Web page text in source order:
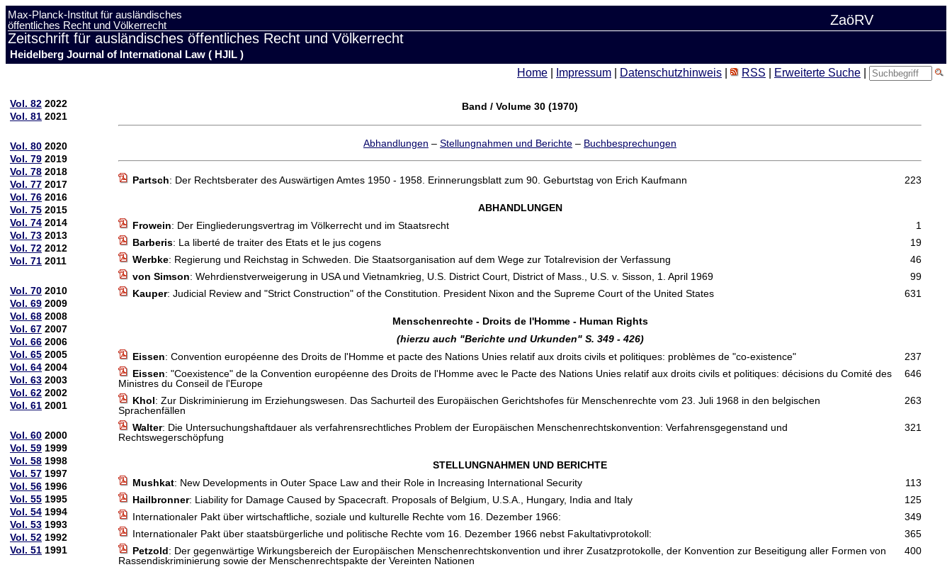
Max-Planck-Institut für ausländisches
öffentliches Recht und Völkerrecht
ZaöRV
Zeitschrift für ausländisches öffentliches Recht und Völkerrecht
Heidelberg Journal of International Law ( HJIL )
Home
Impressum Datenschutzhinweis RSS Erweiterte Suche
Vol. 82 2022
Vol. 81 2021
Vol. 80 2020
Vol. 79 2019
Vol. 78 2018
Vol. 77 2017
Vol. 76 2016
Vol. 75 2015
Vol. 74 2014
Vol. 73 2013
Vol. 72 2012
Vol. 71 2011
Vol. 70 2010
Vol. 69 2009
Vol. 68 2008
Vol. 67 2007
Vol. 66 2006
Vol. 65 2005
Vol. 64 2004
Vol. 63 2003
Vol. 62 2002
Vol. 61 2001
Vol. 60 2000
Vol. 59 1999
Vol. 58 1998
Vol. 57 1997
Vol. 56 1996
Vol. 55 1995
Vol. 54 1994
Vol. 53 1993
Vol. 52 1992
Vol. 51 1991
Band / Volume 30 (1970)
Abhandlungen – Stellungnahmen und Berichte – Buchbesprechungen
Partsch: Der Rechtsberater des Auswärtigen Amtes 1950 - 1958. Erinnerungsblatt zum 90. Geburtstag von Erich Kaufmann 223
ABHANDLUNGEN
Frowein: Der Eingliederungsvertrag im Völkerrecht und im Staatsrecht
1
Barberis: La liberté de traiter des Etats et le jus cogens
19
Werbke: Regierung und Reichstag in Schweden. Die Staatsorganisation auf dem Wege zur Totalrevision der Verfassung
46
von Simson: Wehrdienstverweigerung in USA und Vietnamkrieg, U.S. District Court, District of Mass., U.S. v. Sisson, 1. April 1969
99
Kauper: Judicial Review and "Strict Construction" of the Constitution. President Nixon and the Supreme Court of the United States 631
Menschenrechte - Droits de l'Homme - Human Rights
(hierzu auch "Berichte und Urkunden" S. 349 - 426)
Eissen: Convention européenne des Droits de l'Homme et pacte des Nations Unies relatif aux droits civils et politiques: problèmes de "co-existence"
237
Eissen: "Coexistence" de la Convention européenne des Droits de l'Homme avec le Pacte des Nations Unies relatif aux droits civils et politiques: décisions du Comité des
Ministres du Conseil de l'Europe
646
Khol: Zur Diskriminierung im Erziehungswesen. Das Sachurteil des Europäischen Gerichtshofes für Menschenrechte vom 23. Juli 1968 in den belgischen
Sprachenfällen
263
Walter: Die Untersuchungshaftdauer als verfahrensrechtliches Problem der Europäischen Menschenrechtskonvention: Verfahrensgegenstand und
Rechtswegerschöpfung
321
STELLUNGNAHMEN UND BERICHTE
Mushkat: New Developments in Outer Space Law and their Role in Increasing International Security
113
Hailbronner: Liability for Damage Caused by Spacecraft. Proposals of Belgium, U.S.A., Hungary, India and Italy
125
Internationaler Pakt über wirtschaftliche, soziale und kulturelle Rechte vom 16. Dezember 1966:
349
Internationaler Pakt über staatsbürgerliche und politische Rechte vom 16. Dezember 1966 nebst Fakultativprotokoll:
365
Petzold: Der gegenwärtige Wirkungsbereich der Europäischen Menschenrechtskonvention und ihrer Zusatzprotokolle, der Konvention zur Beseitigung aller Formen von
Rassendiskriminierung sowie der Menschenrechtspakte der Vereinten Nationen
400